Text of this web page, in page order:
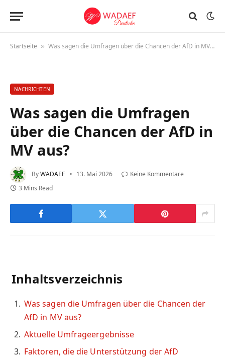
Startseite » Was sagen die Umfragen über die Chancen der AfD in MV aus?
NACHRICHTEN
Was sagen die Umfragen
über die Chancen der AfD in
MV aus?
ByWADAEF 13. Mai 2026
Keine Kommentare
3 Mins Read
Inhaltsverzeichnis
Was sagen die Umfragen über die Chancen der
AfD in MV aus?
Aktuelle Umfrageergebnisse
Faktoren, die die Unterstützung der AfD